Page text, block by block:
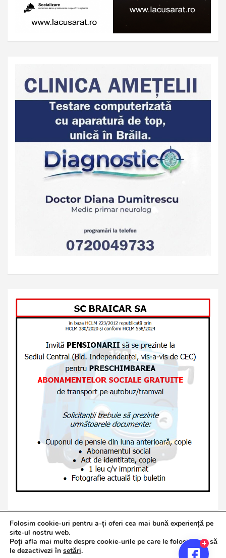
Copyright © 2026Jurnalul de Brăila
Folosim cookie-uri pentru a-ți oferi cea mai bună experiență pe
site-ul nostru web.
Poți afla mai multe despre cookie-urile pe care le folosim sau să
le dezactivezi în setări.